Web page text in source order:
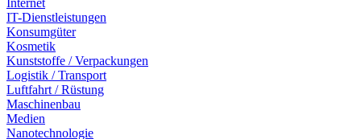
Internet
IT-Dienstleistungen
Konsumgüter
Kosmetik
Kunststoffe / Verpackungen
Logistik / Transport
Luftfahrt / Rüstung
Maschinenbau
Medien
Nanotechnologie